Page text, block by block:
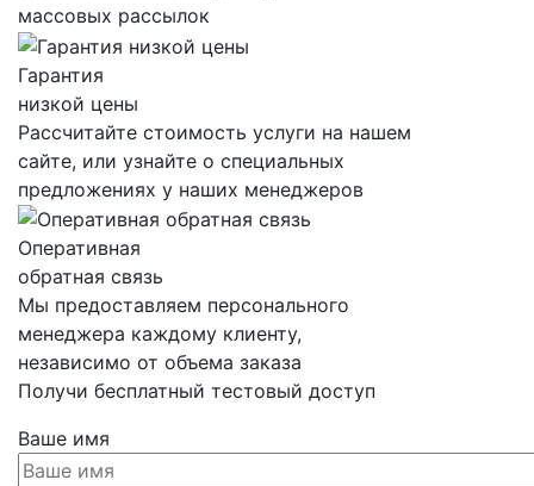
массовых рассылок
Гарантия
низкой цены
Рассчитайте стоимость услуги на нашем
сайте, или узнайте о специальных
предложениях у наших менеджеров
Оперативная
обратная связь
Мы предоставляем персонального
менеджера каждому клиенту,
независимо от объема заказа
Получи бесплатный тестовый доступ
Ваше имя